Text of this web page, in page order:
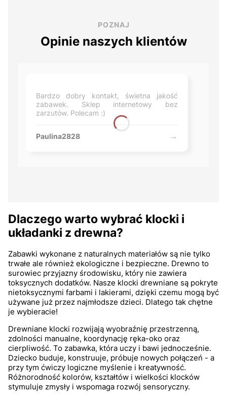
POZNAJ
Opinie naszych klientów
Bardzo dobry kontakt, świetna jakość
zabawek. Sklep internetowy bez
zarzutów. Polecam :)
Paulina2828
Dlaczego warto wybrać klocki i
układanki z drewna?
Zabawki wykonane z naturalnych materiałów są nie tylko
trwałe ale również ekologiczne i bezpieczne. Drewno to
surowiec przyjazny środowisku, który nie zawiera
toksycznych dodatków. Nasze klocki drewniane są pokryte
nietoksycznymi farbami i lakierami, dzięki czemu mogą być
używane już przez najmłodsze dzieci. Dlatego tak chętne
je wybieracie!
Drewniane klocki rozwijają wyobraźnię przestrzenną,
zdolności manualne, koordynację ręka-oko oraz
cierpliwość. To zabawka, która uczy i bawi jednocześnie.
Dziecko buduje, konstruuje, próbuje nowych połączeń - a
przy tym ćwiczy logiczne myślenie i kreatywność.
Różnorodność kolorów, kształtów i wielkości klocków
stymuluje zmysły i wspomaga rozwój sensoryczny.